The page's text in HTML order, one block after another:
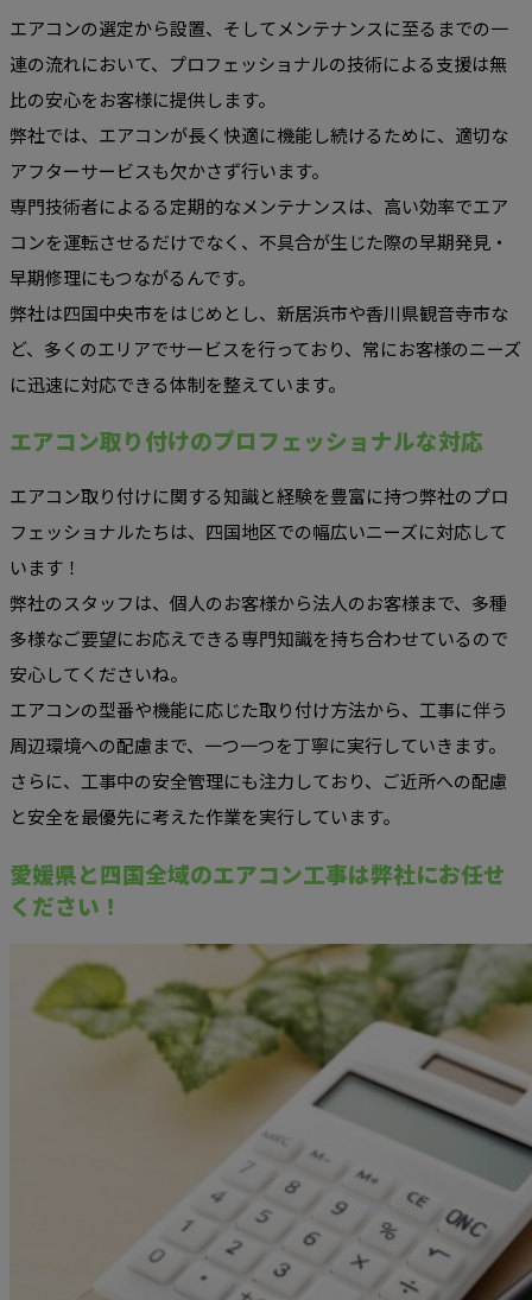
エアコンの選定から設置、そしてメンテナンスに至るまでの一
連の流れにおいて、プロフェッショナルの技術による支援は無
比の安心をお客様に提供します。
弊社では、エアコンが長く快適に機能し続けるために、適切な
アフターサービスも欠かさず行います。
専門技術者によるる定期的なメンテナンスは、高い効率でエア
コンを運転させるだけでなく、不具合が生じた際の早期発見・
早期修理にもつながるんです。
弊社は四国中央市をはじめとし、新居浜市や香川県観音寺市な
ど、多くのエリアでサービスを行っており、常にお客様のニーズ
に迅速に対応できる体制を整えています。
エアコン取り付けのプロフェッショナルな対応
エアコン取り付けに関する知識と経験を豊富に持つ弊社のプロ
フェッショナルたちは、四国地区での幅広いニーズに対応して
います！
弊社のスタッフは、個人のお客様から法人のお客様まで、多種
多様なご要望にお応えできる専門知識を持ち合わせているので
安心してくださいね。
エアコンの型番や機能に応じた取り付け方法から、工事に伴う
周辺環境への配慮まで、一つ一つを丁寧に実行していきます。
さらに、工事中の安全管理にも注力しており、ご近所への配慮
と安全を最優先に考えた作業を実行しています。
愛媛県と四国全域のエアコン工事は弊社にお任せ
ください！